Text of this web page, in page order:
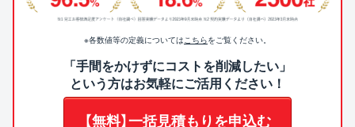
※各数値等の定義についてはこちらをご覧ください。
「手間をかけずにコストを削減したい」
という方はお気軽にご活用ください！
【無料】一括見積もりを申込む